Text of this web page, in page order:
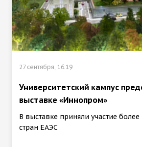
27 сентября, 16:19
Университетский кампус
выставке «Иннопром»
В выставке приняли участие
стран ЕАЭС